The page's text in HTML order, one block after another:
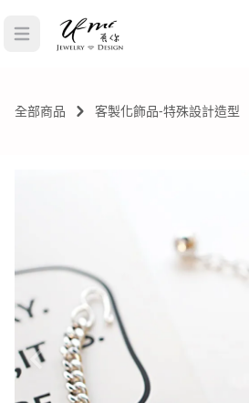
全部商品 客製化飾品-特殊設計造型